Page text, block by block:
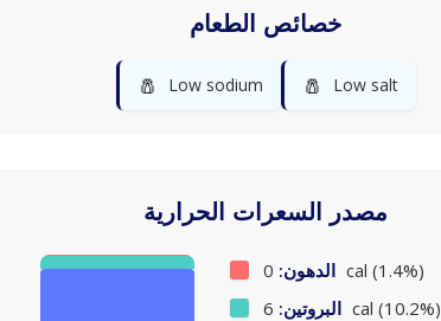
خصائص الطعام
🧂 Low sodium 🧂 Low salt
مصدر السعرات الحرارية
الدهون: 0 cal (1.4%)
البروتين: 6 cal (10.2%)